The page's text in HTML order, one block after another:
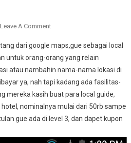
Leave A CommentOn
Hotel
Airy
Rooms
Seharga
150rb-
An,
Yang
dari google maps,gue sebagai local
untuk orang-orang yang relain
atau nambahin nama-nama lokasi di
ya, nah tapi kadang ada fasilitas-
mereka kasih buat para local guide,
nominalnya mulai dari 50rb sampe
gue ada di level 3, dan dapet kupon